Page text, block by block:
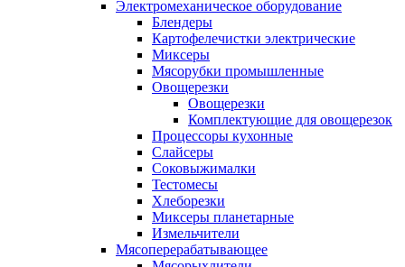
Электромеханическое оборудование
Блендеры
Картофелечистки электрические
Миксеры
Мясорубки промышленные
Овощерезки
Овощерезки
Комплектующие для овощерезок
Процессоры кухонные
Слайсеры
Соковыжималки
Тестомесы
Хлеборезки
Миксеры планетарные
Измельчители
Мясоперерабатывающее